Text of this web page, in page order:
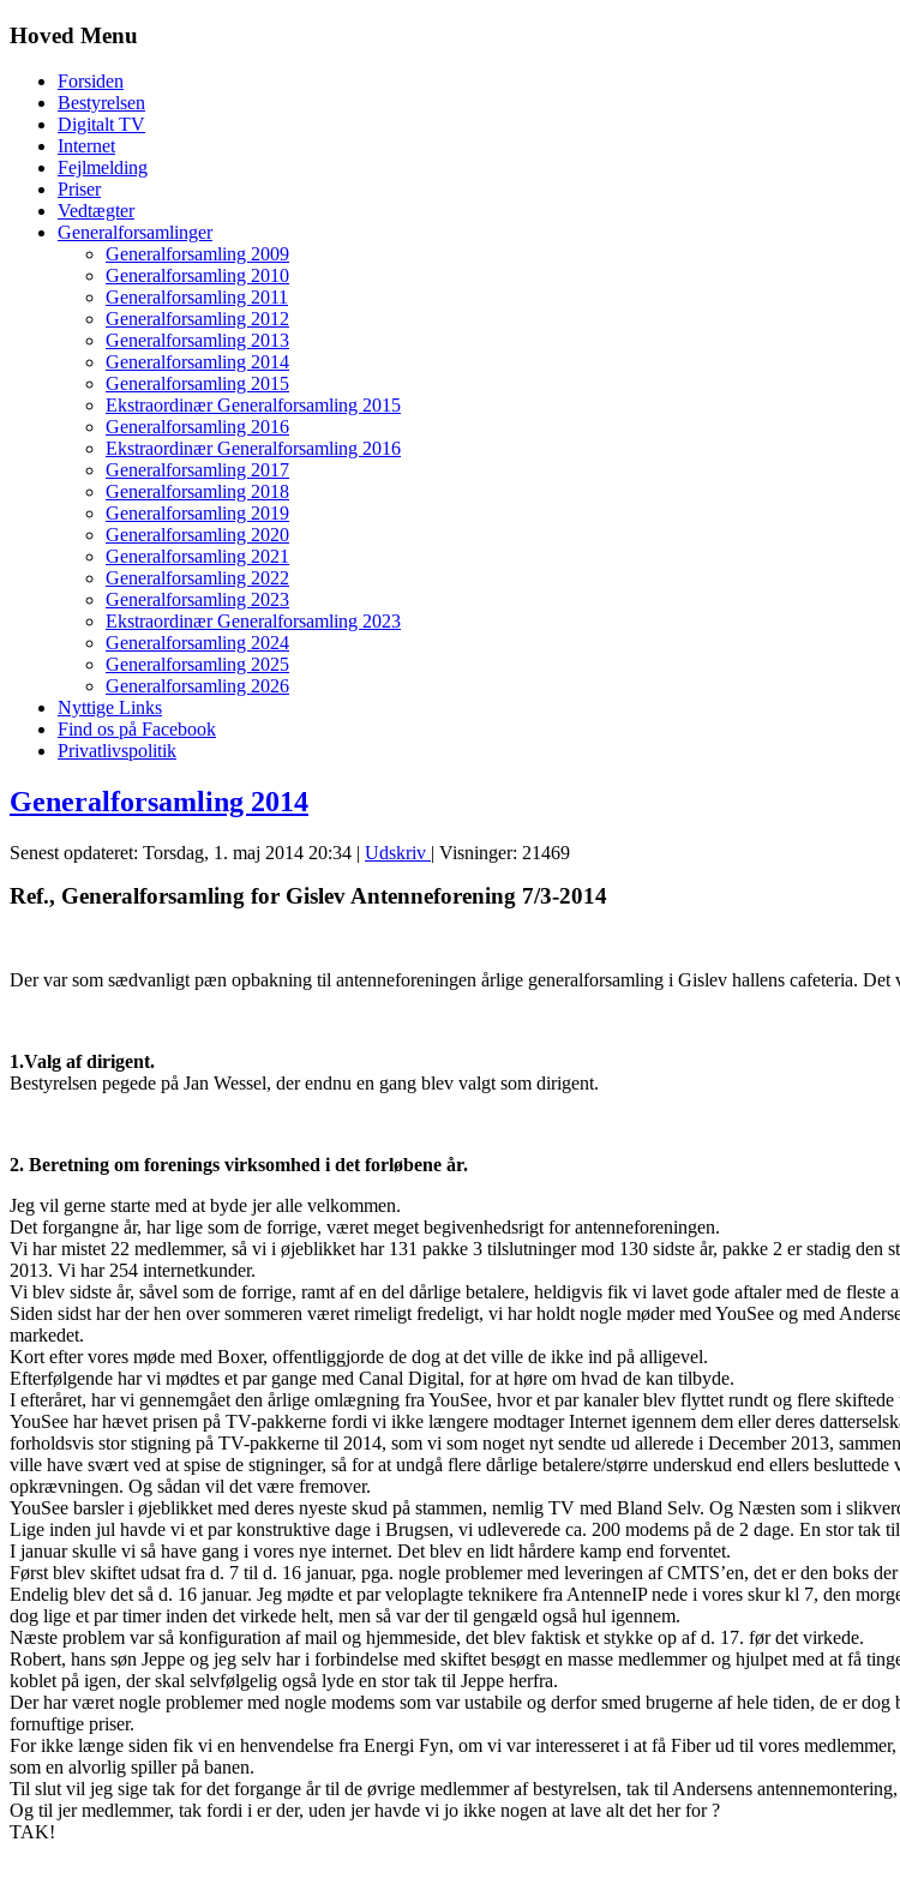
Hoved Menu
Forsiden
Bestyrelsen
Digitalt TV
Internet
Fejlmelding
Priser
Vedtægter
Generalforsamlinger
Generalforsamling 2009
Generalforsamling 2010
Generalforsamling 2011
Generalforsamling 2012
Generalforsamling 2013
Generalforsamling 2014
Generalforsamling 2015
Ekstraordinær Generalforsamling 2015
Generalforsamling 2016
Ekstraordinær Generalforsamling 2016
Generalforsamling 2017
Generalforsamling 2018
Generalforsamling 2019
Generalforsamling 2020
Generalforsamling 2021
Generalforsamling 2022
Generalforsamling 2023
Ekstraordinær Generalforsamling 2023
Generalforsamling 2024
Generalforsamling 2025
Generalforsamling 2026
Nyttige Links
Find os på Facebook
Privatlivspolitik
Generalforsamling 2014
Senest opdateret: Torsdag, 1. maj 2014 20:34 | Udskriv | Visninger: 21469
Ref., Generalforsamling for Gislev Antenneforening 7/3-2014
Der var som sædvanligt pæn opbakning til antenneforeningen årlige generalforsamling i Gislev hallens cafeteria. Det
1.Valg af dirigent.
Bestyrelsen pegede på Jan Wessel, der endnu en gang blev valgt som dirigent.
2. Beretning om forenings virksomhed i det forløbene år.
Jeg vil gerne starte med at byde jer alle velkommen.
Det forgangne år, har lige som de forrige, været meget begivenhedsrigt for antenneforeningen.
Vi har mistet 22 medlemmer, så vi i øjeblikket har 131 pakke 3 tilslutninger mod 130 sidste år, pakke 2 er stadig den
2013. Vi har 254 internetkunder.
Vi blev sidste år, såvel som de forrige, ramt af en del dårlige betalere, heldigvis fik vi lavet gode aftaler med de fleste
Siden sidst har der hen over sommeren været rimeligt fredeligt, vi har holdt nogle møder med YouSee og med
markedet.
Kort efter vores møde med Boxer, offentliggjorde de dog at det ville de ikke ind på alligevel.
Efterfølgende har vi mødtes et par gange med Canal Digital, for at høre om hvad de kan tilbyde.
I efteråret, har vi gennemgået den årlige omlægning fra YouSee, hvor et par kanaler blev flyttet rundt og flere
YouSee har hævet prisen på TV-pakkerne fordi vi ikke længere modtager Internet igennem dem eller deres
forholdsvis stor stigning på TV-pakkerne til 2014, som vi som noget nyt sendte ud allerede i December 2013,
ville have svært ved at spise de stigninger, så for at undgå flere dårlige betalere/større underskud end ellers
opkrævningen. Og sådan vil det være fremover.
YouSee barsler i øjeblikket med deres nyeste skud på stammen, nemlig TV med Bland Selv. Og Næsten som i
Lige inden jul havde vi et par konstruktive dage i Brugsen, vi udleverede ca. 200 modems på de 2 dage. En stor tak
I januar skulle vi så have gang i vores nye internet. Det blev en lidt hårdere kamp end forventet.
Først blev skiftet udsat fra d. 7 til d. 16 januar, pga. nogle problemer med leveringen af CMTS’en, det er den boks
Endelig blev det så d. 16 januar. Jeg mødte et par veloplagte teknikere fra AntenneIP nede i vores skur kl 7, den
dog lige et par timer inden det virkede helt, men så var der til gengæld også hul igennem.
Næste problem var så konfiguration af mail og hjemmeside, det blev faktisk et stykke op af d. 17. før det virkede.
Robert, hans søn Jeppe og jeg selv har i forbindelse med skiftet besøgt en masse medlemmer og hjulpet med at få
koblet på igen, der skal selvfølgelig også lyde en stor tak til Jeppe herfra.
Der har været nogle problemer med nogle modems som var ustabile og derfor smed brugerne af hele tiden, de er
fornuftige priser.
For ikke længe siden fik vi en henvendelse fra Energi Fyn, om vi var interesseret i at få Fiber ud til vores
som en alvorlig spiller på banen.
Til slut vil jeg sige tak for det forgange år til de øvrige medlemmer af bestyrelsen, tak til Andersens
Og til jer medlemmer, tak fordi i er der, uden jer havde vi jo ikke nogen at lave alt det her for ?
TAK!